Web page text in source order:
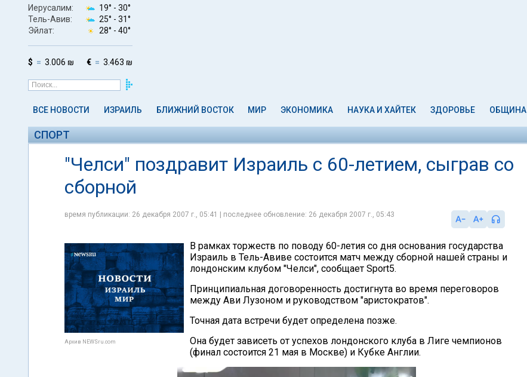
Иерусалим: 19° - 30°
Тель-Авив:
25° - 31°
Эйлат:
28° - 40°
$ 3.006 ₪ € 3.463 ₪
ВСЕ НОВОСТИ ИЗРАИЛЬ БЛИЖНИЙ ВОСТОК МИР ЭКОНОМИКА НАУКА И ХАЙТЕК ЗДОРОВЬЕ ОБЩИНА
СПОРТ
"Челси" поздравит Израиль с 60-летием, сыграв со
сборной
время публикации: 26 декабря 2007 г., 05:41 | последнее обновление: 26 декабря 2007 г., 05:43
Архив NEWSru.com
В рамках торжеств по поводу 60-летия со дня основания государства
Израиль в Тель-Авиве состоится матч между сборной нашей страны и
лондонским клубом "Челси", сообщает Sport5.
Принципиальная договоренность достигнута во время переговоров
между Ави Лузоном и руководством "аристократов".
Точная дата встречи будет определена позже.
Она будет зависеть от успехов лондонского клуба в Лиге чемпионов
(финал состоится 21 мая в Москве) и Кубке Англии.